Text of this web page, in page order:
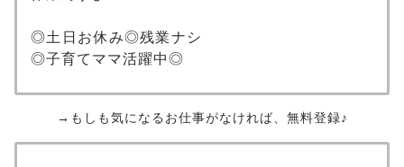
◎土日お休み◎残業ナシ
◎子育てママ活躍中◎
→もしも気になるお仕事がなければ、無料登録♪